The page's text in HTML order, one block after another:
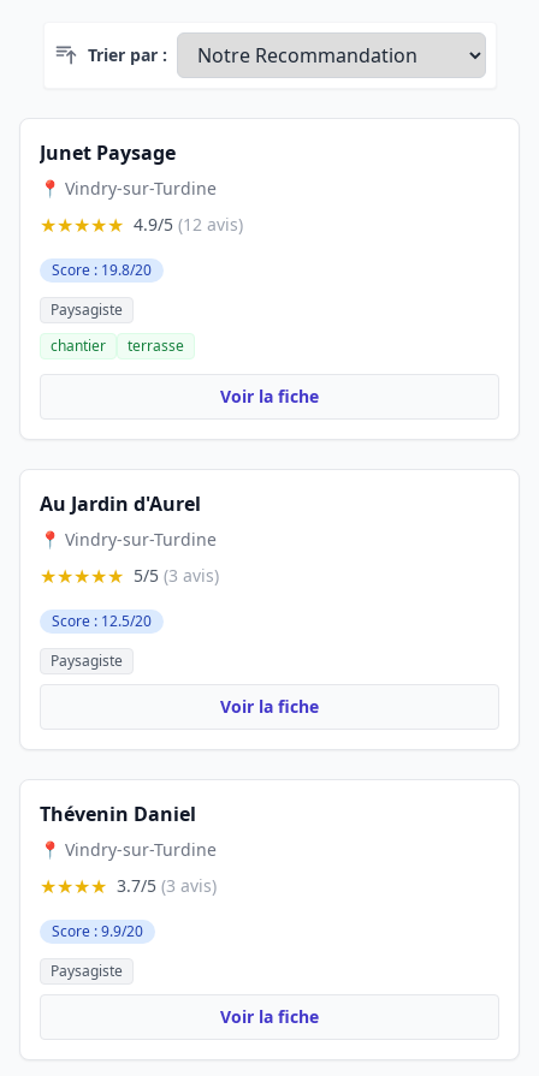
Trier par :
Junet Paysage
📍 Vindry-sur-Turdine
★★★★★ 4.9/5 (12 avis)
Score : 19.8/20
Paysagiste
chantier
terrasse
Voir la fiche
Au Jardin d'Aurel
📍 Vindry-sur-Turdine
★★★★★ 5/5 (3 avis)
Score : 12.5/20
Paysagiste
Voir la fiche
Thévenin Daniel
📍 Vindry-sur-Turdine
★★★★ 3.7/5 (3 avis)
Score : 9.9/20
Paysagiste
Voir la fiche